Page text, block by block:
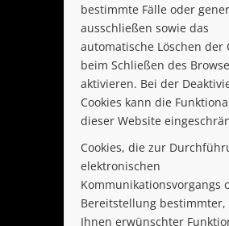
bestimmte Fälle oder
ausschließen sowie das
automatische Löschen der
beim Schließen des
aktivieren. Bei der
Cookies kann die
dieser Website
Cookies, die zur
elektronischen
Kommunikationsvorgangs
Bereitstellung bestimmter,
Ihnen erwünschter